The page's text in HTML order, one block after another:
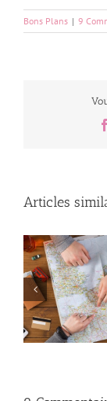
Bons Plans | 9
Articles
avis
(30 000 €